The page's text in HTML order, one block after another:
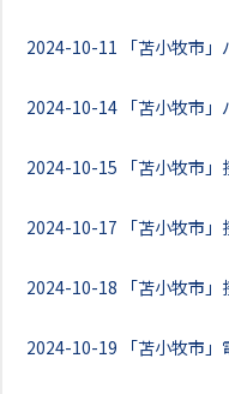
2024-10-11 「苫小牧市
2024-10-14 「苫小牧市
2024-10-15 「苫小牧市
2024-10-17 「苫小牧市
2024-10-18 「苫小牧市
2024-10-19 「苫小牧市